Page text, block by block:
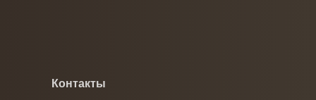
Контакты